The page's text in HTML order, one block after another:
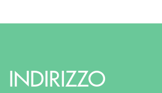
INDIRIZZO